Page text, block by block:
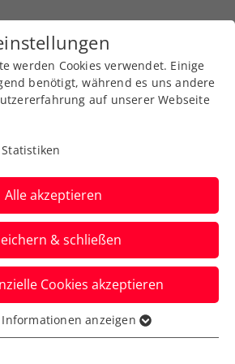
News
werden Cookies verwendet. Einige
benötigt, während es uns andere
auf unserer Webseite
Statistiken
Alle akzeptieren
& schließen
Cookies akzeptieren
werden für grundlegende
Informationen anzeigen